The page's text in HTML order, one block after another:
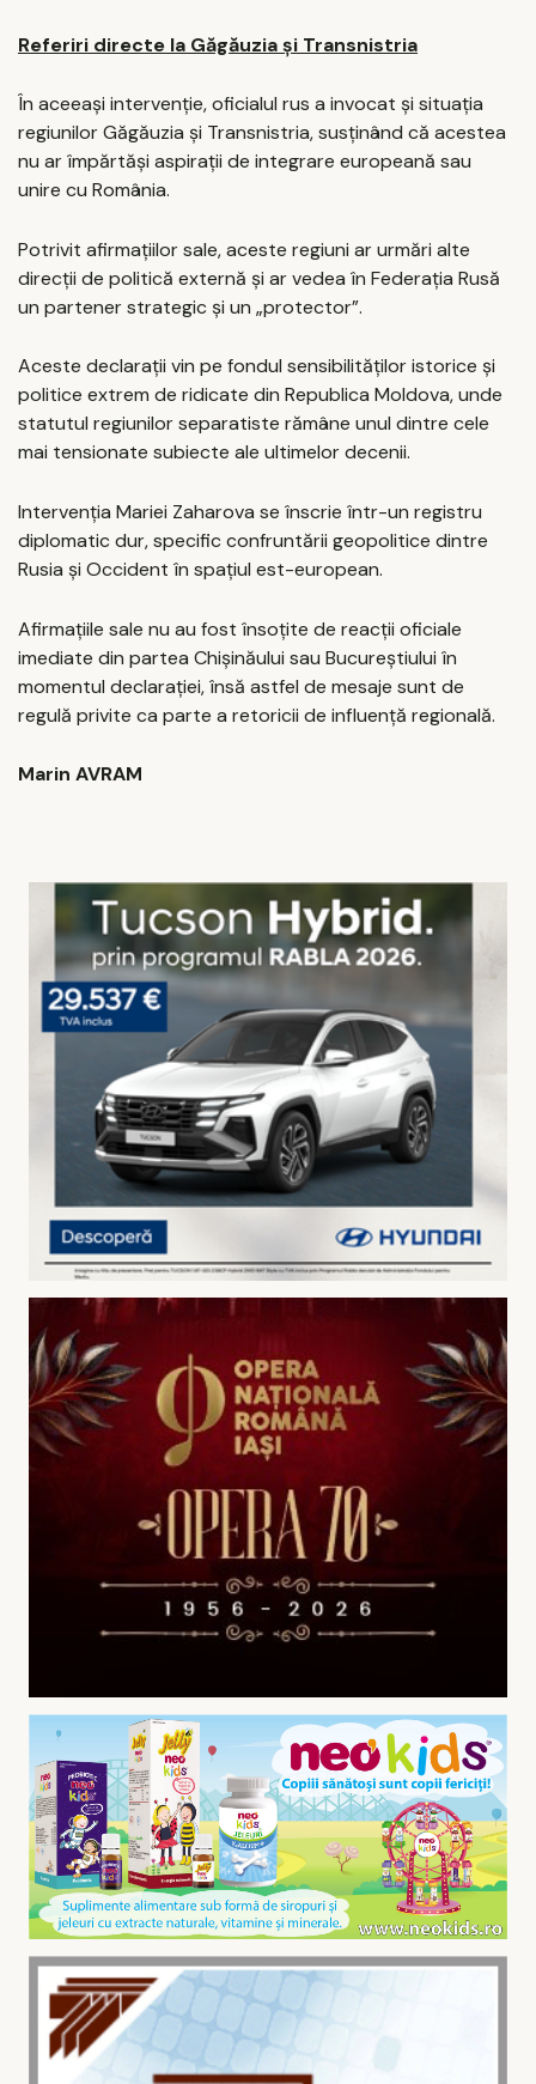
Referiri directe la Găgăuzia și Transnistria
În aceeași intervenție, oficialul rus a invocat și situația
regiunilor Găgăuzia și Transnistria, susținând că acestea
nu ar împărtăși aspirații de integrare europeană sau
unire cu România.
Potrivit afirmațiilor sale, aceste regiuni ar urmări alte
direcții de politică externă și ar vedea în Federația Rusă
un partener strategic și un „protector”.
Aceste declarații vin pe fondul sensibilităților istorice și
politice extrem de ridicate din Republica Moldova, unde
statutul regiunilor separatiste rămâne unul dintre cele
mai tensionate subiecte ale ultimelor decenii.
Intervenția Mariei Zaharova se înscrie într-un registru
diplomatic dur, specific confruntării geopolitice dintre
Rusia și Occident în spațiul est-european.
Afirmațiile sale nu au fost însoțite de reacții oficiale
imediate din partea Chișinăului sau Bucureștiului în
momentul declarației, însă astfel de mesaje sunt de
regulă privite ca parte a retoricii de influență regională.
Marin AVRAM